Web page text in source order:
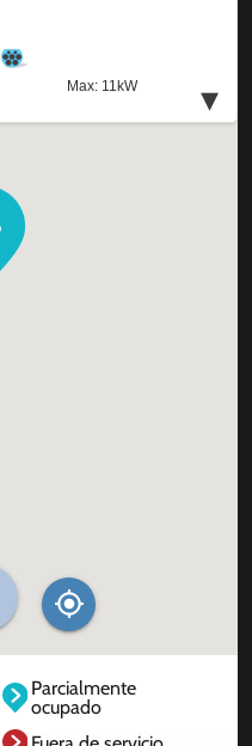
Parcialmente
ocupado